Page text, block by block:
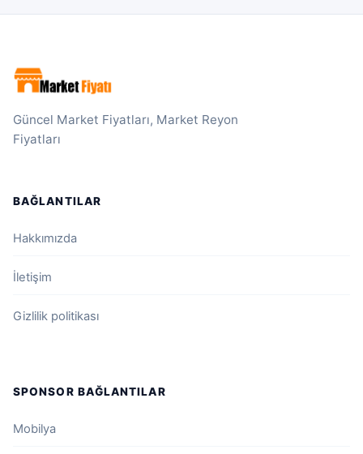
Güncel Market Fiyatları, Market Reyon
Fiyatları
BAĞLANTILAR
Hakkımızda
İletişim
Gizlilik politikası
SPONSOR BAĞLANTILAR
Mobilya